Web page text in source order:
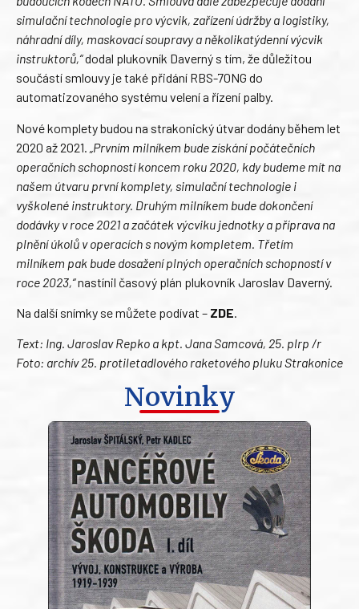
simulační technologie pro výcvik, zařízení údržby a logistiky,
náhradní díly, maskovací soupravy a několikatýdenní výcvik
instruktorů,“dodal plukovník Daverný s tím, že důležitou
součástí smlouvy je také přidání RBS-70NG do
automatizovaného systému velení a řízení palby.
Nové komplety budou na strakonický útvar dodány během let
2020 až 2021.
„Prvním milníkem bude získání počátečních
operačních schopností koncem roku 2020, kdy budeme mít na
našem útvaru první komplety, simulační technologie i
vyškolené instruktory. Druhým milníkem bude dokončení
dodávky v roce 2021 a začátek výcviku jednotky a příprava na
plnění úkolů v operacích s novým kompletem. Třetím
milníkem pak bude dosažení plných operačních schopností v
roce 2023,“nastínil časový plán plukovník Jaroslav Daverný.
Na další snímky se můžete podívat – ZDE.
Text: Ing. Jaroslav Repko a kpt. Jana Samcová, 25. plrp /r
Foto: archív 25. protiletadlového raketového pluku Strakonice
Novinky